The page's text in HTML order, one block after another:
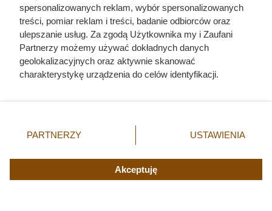
Auschwitz. Odtajnione zdjęcia
pokazują, co działo się przed
spersonalizowanych reklam, wybór spersonalizowanych
treści, pomiar reklam i treści, badanie odbiorców oraz
ulepszanie usług. Za zgodą Użytkownika my i Zaufani
Partnerzy możemy używać dokładnych danych
geolokalizacyjnych oraz aktywnie skanować
charakterystykę urządzenia do celów identyfikacji.
zmienić/wycofać klikając przycisk ustawień prywatności
znajdujący się w lewym dolnym rogu strony. Niektóre
użytkownika, ale masz prawo sprzeciwić się takiemu
przetwarzaniu. Preferencje będą miały zastosowania tylko
PARTNERZY USTAWIENIA
Akceptuję